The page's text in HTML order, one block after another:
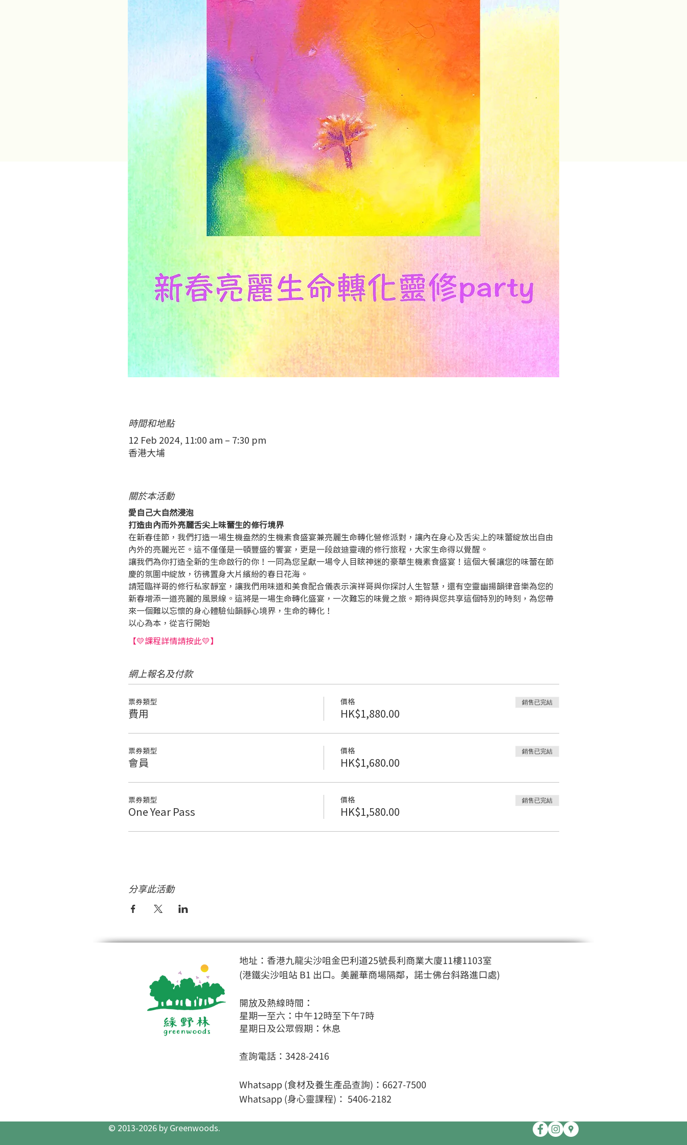
時間和地點
12 Feb 2024, 11:00 am – 7:30 pm
香港大埔
關於本活動
愛自己大自然浸泡
打造由內而外亮麗舌尖上味蕾生的修行境界
在新春佳節，我們打造一場生機盎然的生機素食盛宴兼亮麗生命轉化營修派對，讓內在身心及舌尖上的味蕾綻放出自由
內外的亮麗光芒。這不僅僅是一頓豐盛的饗宴，更是一段啟迪靈魂的修行旅程，大家生命得以覺醒。
讓我們為你打造全新的生命啟行的你！一同為您呈獻一場令人目眩神迷的豪華生機素食盛宴！這個大餐讓您的味蕾在節
慶的氛圍中綻放，彷彿置身大片繽紛的春日花海。
請蒞臨祥哥的修行私家靜室，讓我們用味道和美食配合儀表示演祥哥與你探討人生智慧，還有空靈幽揚韻律音樂為您的
新春增添一道亮麗的風景線。這將是一場生命轉化盛宴，一次難忘的味覺之旅。期待與您共享這個特別的時刻，為您帶
來一個難以忘懷的身心體驗仙韻靜心境界，生命的轉化！
以心為本，從言行開始
【💛課程詳情請按此💛】
網上報名及付款
票券類型
費用
價格
HK$1,880.00
銷售已完結
票券類型
會員
價格
HK$1,680.00
銷售已完結
票券類型
One Year Pass
價格
HK$1,580.00
銷售已完結
分享此活動
地址：香港九龍尖沙咀金巴利道25號長利商業大廈11樓1103室
(港鐵尖沙咀站 B1 出口。美麗華商場隔鄰，諾士佛台斜路進口處)
開放及熱線時間：
星期一至六：中午12時至下午7時
星期日及公眾假期：休息
查詢電話：3428-2416
Whatsapp (食材及養生產品查詢)：6627-7500
Whatsapp (身心靈課程)： 5406-2182
© 2013-2026 by Greenwoods.